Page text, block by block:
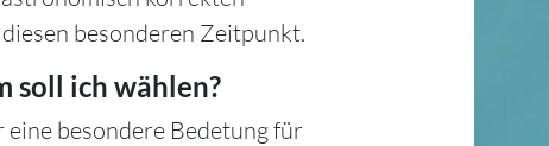
besonderen Zeitpunkt.
soll ich wählen?
eine besondere Bedetung für